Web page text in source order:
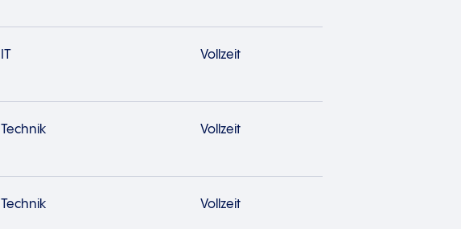
IT Vollzeit
Technik Vollzeit
Technik Vollzeit